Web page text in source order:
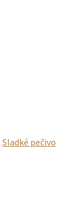
Sladké pečivo